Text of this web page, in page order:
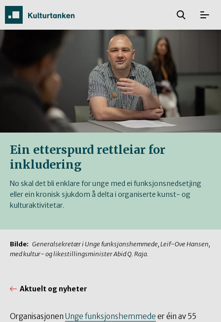
Ein etterspurd rettleiar for
inkludering
No skal det bli enklare for unge med ei funksjonsnedsetjing
eller ein kronisk sjukdom å delta i organiserte kunst- og
kulturaktivitetar.
Bilde: Generalsekretær i Unge funksjonshemmede, Leif-Ove Hansen,
med kultur- og likestillingsminister Abid Q. Raja.
Aktuelt og nyheter
Organisasjonen Unge funksjonshemmede er éin av 55